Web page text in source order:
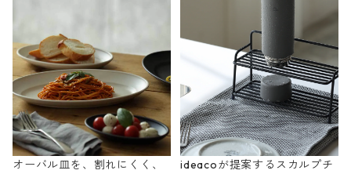
オーバル皿を、割れにくく、
ideacoが提案するスカルプチ